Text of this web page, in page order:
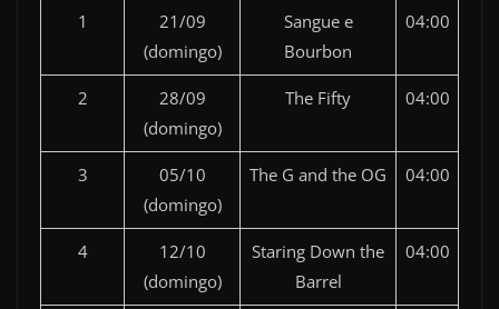
1
21/09
(domingo)
Sangue e
Bourbon
04:00
2
28/09
(domingo)
The Fifty 04:00
3
05/10
(domingo)
The G and the OG 04:00
4
12/10
(domingo)
Staring Down the
Barrel
04:00